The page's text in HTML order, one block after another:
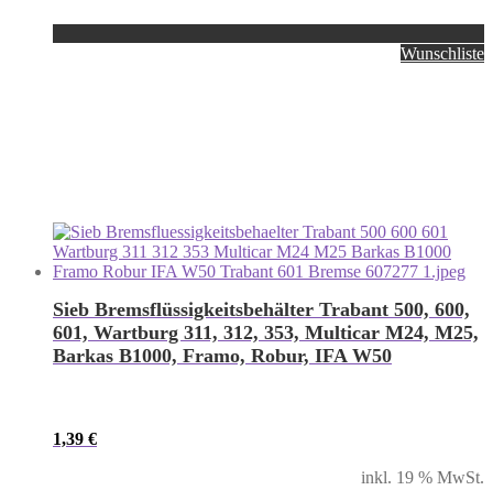
Wunschliste
Sieb Bremsflüssigkeitsbehälter Trabant 500, 600,
601, Wartburg 311, 312, 353, Multicar M24, M25,
Barkas B1000, Framo, Robur, IFA W50
1,39 €
inkl. 19 % MwSt.